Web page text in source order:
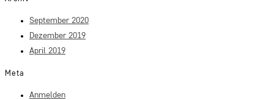
September 2020
Dezember 2019
April 2019
Meta
Anmelden